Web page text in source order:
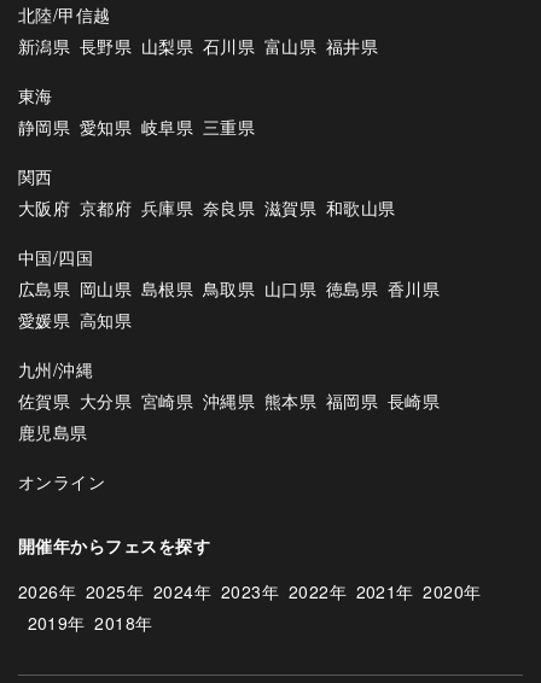
北陸/甲信越
新潟県 長野県 山梨県 石川県 富山県 福井県
東海
静岡県 愛知県 岐阜県 三重県
関西
大阪府 京都府 兵庫県 奈良県 滋賀県 和歌山県
中国/四国
広島県 岡山県 島根県 鳥取県 山口県 徳島県 香川県
愛媛県 高知県
九州/沖縄
佐賀県 大分県 宮崎県 沖縄県 熊本県 福岡県 長崎県
鹿児島県
オンライン
開催年からフェスを探す
2026年 2025年 2024年 2023年 2022年 2021年 2020年
2019年 2018年